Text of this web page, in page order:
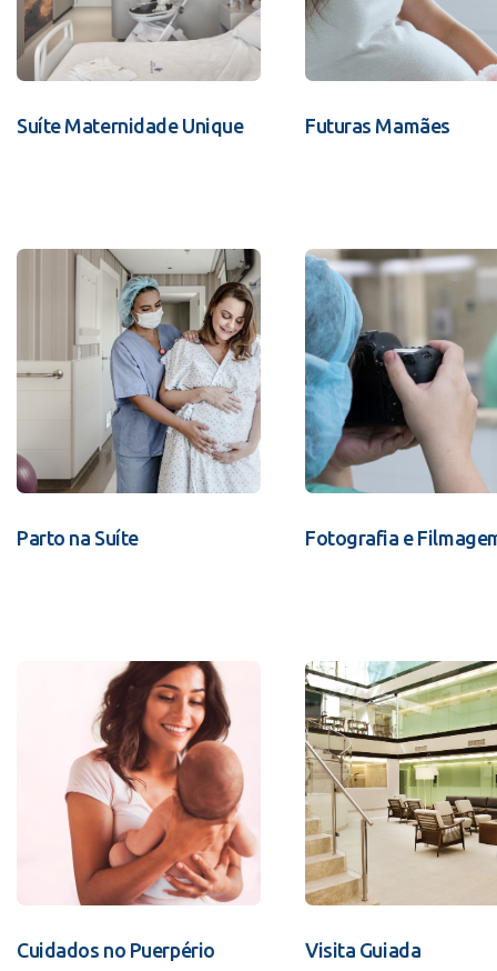
Suíte Maternidade Unique Futuras Mamães
Parto na Suíte Fotografia e
Cuidados no Puerpério Visita Guiada